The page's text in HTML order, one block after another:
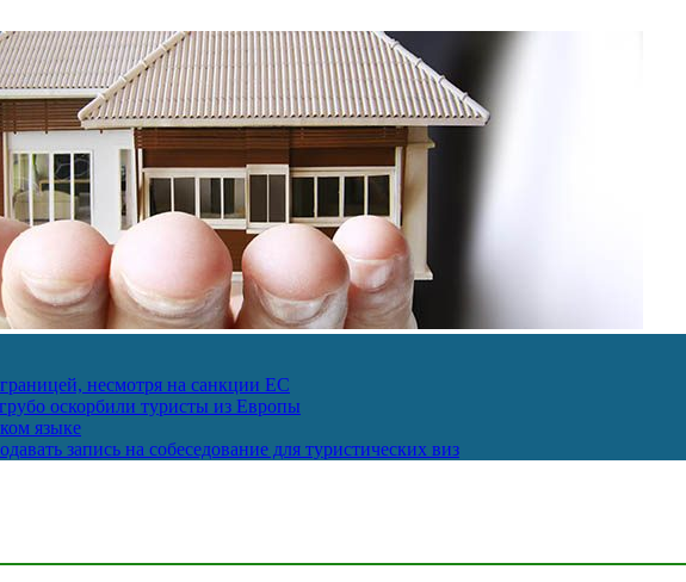
несмотря на санкции ЕС
оскорбили туристы из Европы
языке
запись на собеседование для туристических виз